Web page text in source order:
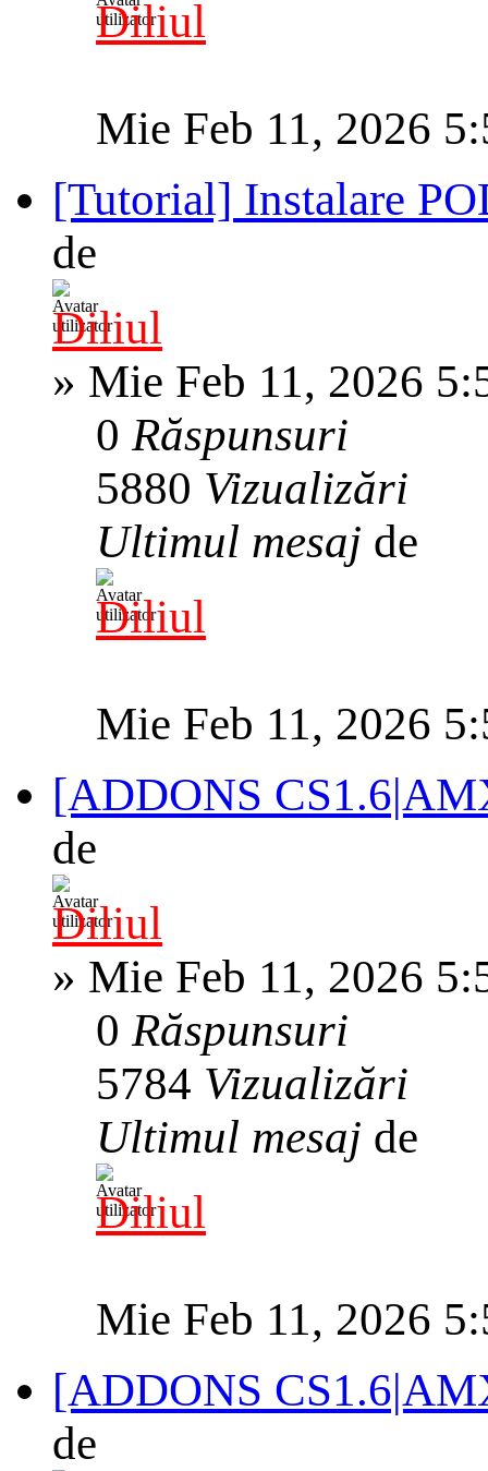
Diliul
Mie Feb 11, 2026
[Tutorial] Instalare
de
Diliul
» Mie Feb 11, 2026
0Răspunsuri
5880 Vizualizări
Ultimul mesaj de
Diliul
Mie Feb 11, 2026
[ADDONS
de
Diliul
» Mie Feb 11, 2026
0Răspunsuri
5784 Vizualizări
Ultimul mesaj de
Diliul
Mie Feb 11, 2026
[ADDONS
de